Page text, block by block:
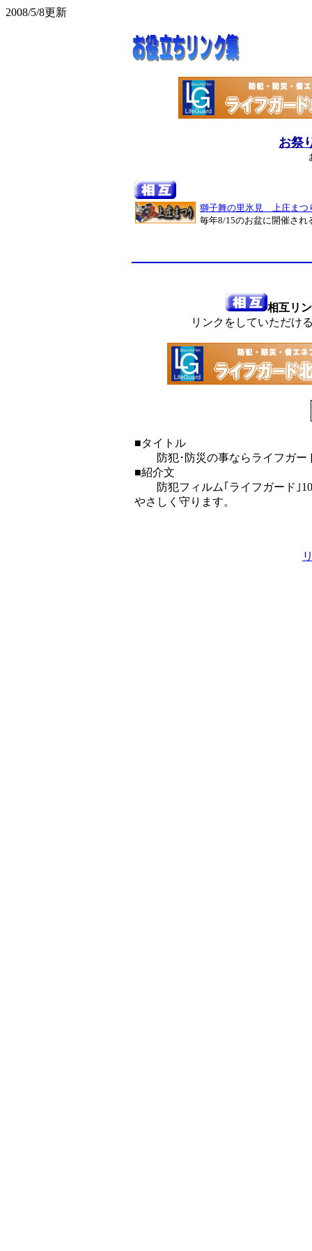
2008/5/8更新
お祭
獅子舞の里氷見 上庄まつ
毎年8/15のお盆に開催さ
相互リ
リンクをしていただけ
■タイトル
防犯･防災の事ならライフガー
■紹介文
防犯フィルム｢ライフガード｣10
やさしく守ります。